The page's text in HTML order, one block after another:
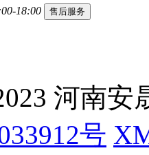
18:00 售后服务
河南
号